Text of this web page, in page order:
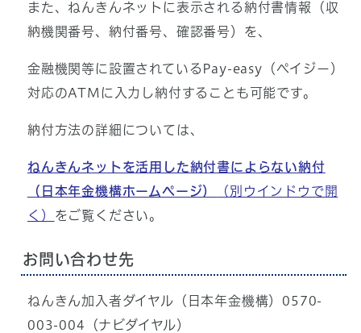
また、ねんきんネットに表示される納付書情報（収
納機関番号、納付番号、確認番号）を、
金融機関等に設置されているPay-easy（ペイジー）
対応のATMに入力し納付することも可能です。
納付方法の詳細については、
ねんきんネットを活用した納付書によらない納付
（日本年金機構ホームページ）
（別ウインドウで開
く） をご覧ください。
お問い合わせ先
ねんきん加入者ダイヤル（日本年金機構）0570-
003-004（ナビダイヤル）